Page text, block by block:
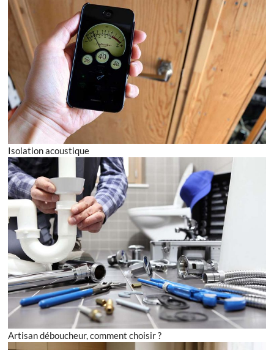
Isolation acoustique
Artisan déboucheur, comment choisir ?